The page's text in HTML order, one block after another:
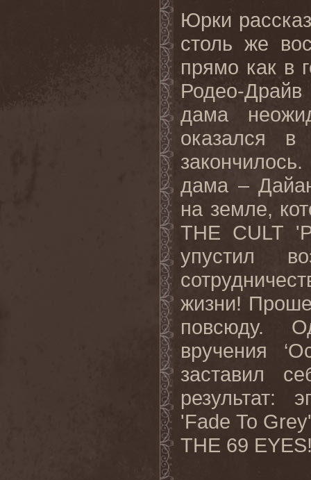
Юрки
столь же
прямо как в
Родео-
дама
оказался
дама –
на земле,
THE CULT
упустил
жизни!
повсюду.
вручения
заставил
результат:
'Fade To
THE 69